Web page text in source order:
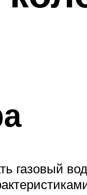
газовый